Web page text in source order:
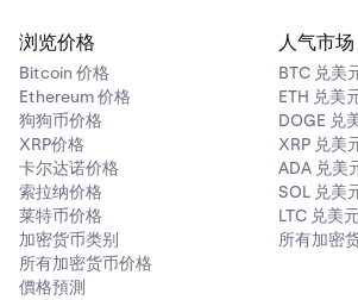
单个订单簿点差
费用
单笔吃单费（适用于市价订单和限价订单）
单笔吃单费或挂单费
订单类型
浏览价格
Bitcoin 价格
Ethereum 价格
狗狗币价格
XRP价格
卡尔达诺价格
索拉纳价格
莱特币价格
加密货币类别
所有加密货币价格
價格預測
人气市场
BTC 兑美
ETH 兑美
DOGE 兑
XRP 兑美
ADA 兑美
SOL 兑美
LTC 兑美
所有加密